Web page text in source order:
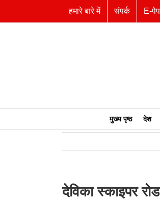
हमारे बारे में संपर्क E-
मुख्य पृष्ठ देश
देविका स्काइपर